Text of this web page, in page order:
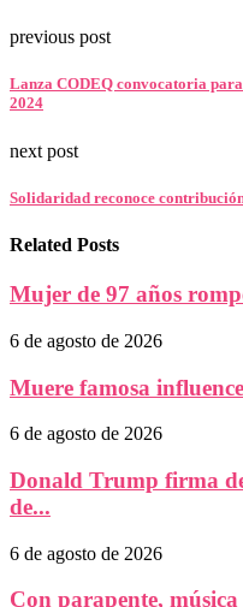
previous post
Lanza CODEQ convocatoria
2024
next post
Solidaridad reconoce
Related Posts
Mujer de 97 años
6 de agosto de 2026
Muere famosa
6 de agosto de 2026
Donald Trump firma
de...
6 de agosto de 2026
Con parapente,